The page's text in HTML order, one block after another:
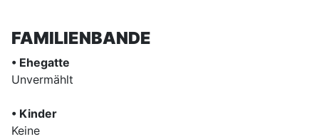
FAMILIENBANDE
• Ehegatte
Unvermählt
• Kinder
Keine